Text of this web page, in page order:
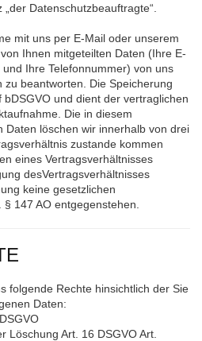
Datenschutzbeauftragte“.
mit uns per E-Mail oder unserem
Ihnen mitgeteilten Daten (Ihre E-
Ihre Telefonnummer) von uns
beantworten. Die Speicherung
und dient der vertraglichen
Die in diesem
Daten löschen wir innerhalb von drei
zustande kommen
eines Vertragsverhältnisses
desVertragsverhältnisses
keine gesetzlichen
147 AO entgegenstehen.
folgende Rechte hinsichtlich der Sie
Daten:
Löschung Art. 16 DSGVO Art.